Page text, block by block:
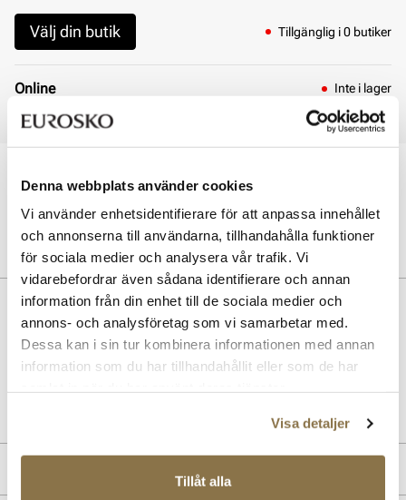
Denna webbplats använder cookies
Vi använder enhetsidentifierare för att anpassa innehållet
och annonserna till användarna, tillhandahålla funktioner
för sociala medier och analysera vår trafik. Vi
vidarebefordrar även sådana identifierare och annan
information från din enhet till de sociala medier och
annons- och analysföretag som vi samarbetar med.
Dessa kan i sin tur kombinera informationen med annan
information som du har tillhandahållit eller som de har
Visa detaljer
Tillåt alla
Välj din butik Tillgänglig i 0 butiker
Online Inte i lager
Den valda produkten är ej tillgänglig online
Click & Collect inom 30 minuter
Leverans 3-7 dagar
Gratis retur i butik
Beskrivning
Ready to go-funktion, extra bredd och uttagbar innersula.
Art. nr02457400